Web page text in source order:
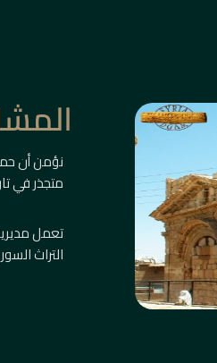
نؤمن أن
متجذر في
تعمل
التراث